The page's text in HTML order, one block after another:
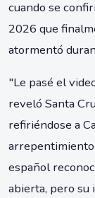
cuando se
2026 que
atormentó
"Le pasé el
reveló Santa
refiriéndose a
español
abierta, pero su